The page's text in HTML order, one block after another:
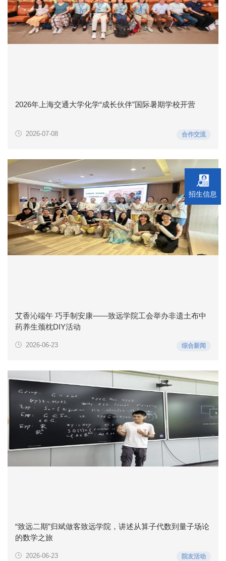
2026年上海交通大学化学“成长伙伴”国际暑期学校开营
2026-07-08 合作交流
艾香沁端午 巧手制安康——致远学院工会举办非遗土布中
药养生颈枕DIY活动
2026-06-23 综合新闻
“致远二期”归斌做客致远学院，讲述从算子代数到量子场论
的数学之旅
2026-06-23 院友活动
招生信息